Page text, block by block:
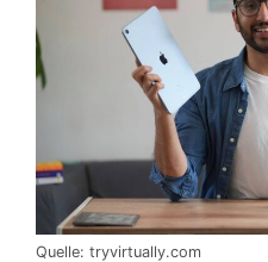
Quelle: tryvirtually.com